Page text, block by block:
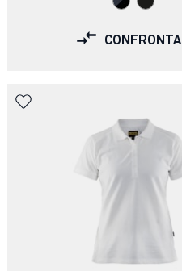
CONFRONTA